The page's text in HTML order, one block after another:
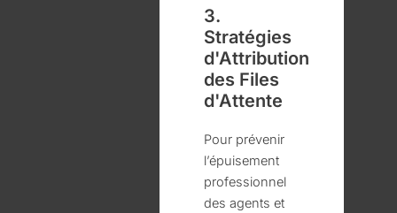
3.
Stratégies
d'Attribution
des Files
d'Attente
Pour prévenir
l’épuisement
professionnel
des agents et